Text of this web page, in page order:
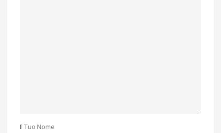
Il Tuo Nome